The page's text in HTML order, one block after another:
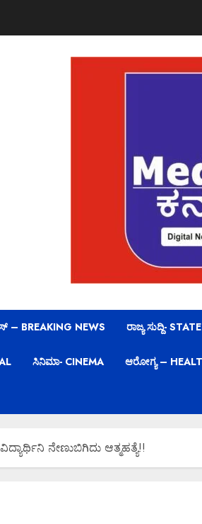
– BREAKING NEWS ರಾಜ್ಯ ಸುದ್ದಿ-
ಸಿನಿಮಾ- CINEMA ಆರೋಗ್ಯ –
ನೇಣುಬಿಗಿದು ಆತ್ಮಹತ್ಯೆ!!